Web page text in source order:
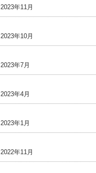
2023年11月
2023年10月
2023年7月
2023年4月
2023年1月
2022年11月